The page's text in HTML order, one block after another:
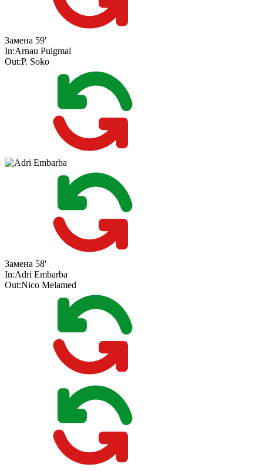
Замена 59'
In:Arnau Puigmal
Out:P. Soko
Замена 58'
In:Adri Embarba
Out:Nico Melamed